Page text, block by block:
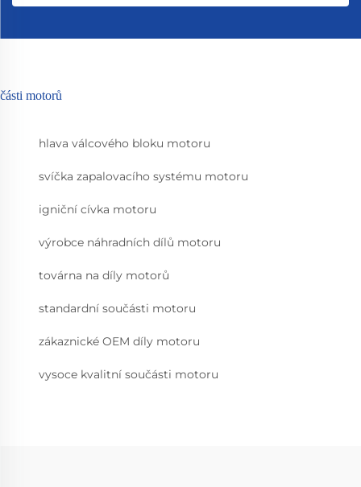
části motorů
hlava válcového bloku motoru
svíčka zapalovacího systému motoru
igniční cívka motoru
výrobce náhradních dílů motoru
továrna na díly motorů
standardní součásti motoru
zákaznické OEM díly motoru
vysoce kvalitní součásti motoru